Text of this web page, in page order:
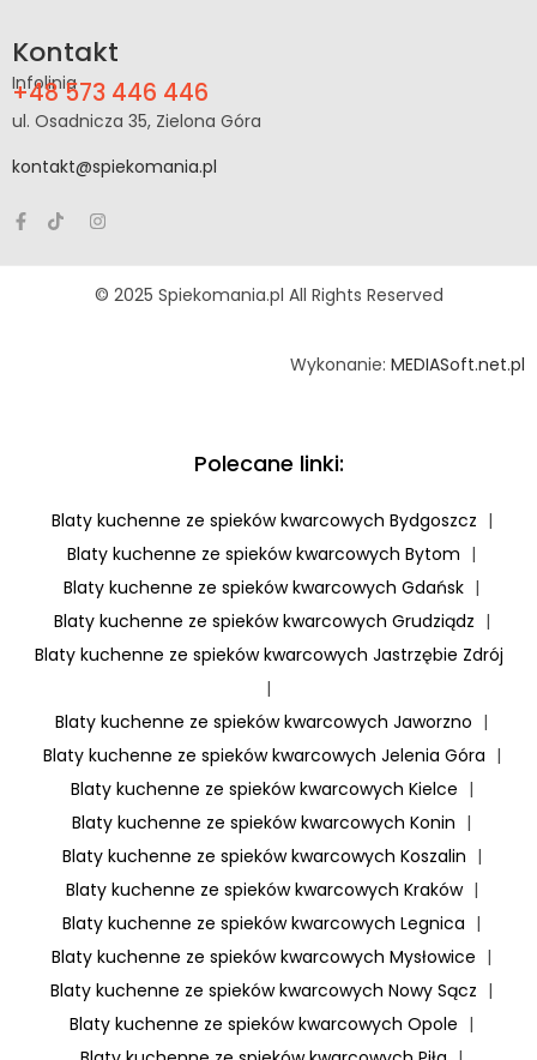
Kontakt
Infolinia
+48 573 446 446
ul. Osadnicza 35, Zielona Góra
kontakt@spiekomania.pl
© 2025 Spiekomania.pl All Rights Reserved
Wykonanie: MEDIASoft.net.pl
Polecane linki:
Blaty kuchenne ze spieków kwarcowych Bydgoszcz |
Blaty kuchenne ze spieków kwarcowych Bytom |
Blaty kuchenne ze spieków kwarcowych Gdańsk |
Blaty kuchenne ze spieków kwarcowych Grudziądz |
Blaty kuchenne ze spieków kwarcowych Jastrzębie Zdrój
|
Blaty kuchenne ze spieków kwarcowych Jaworzno |
Blaty kuchenne ze spieków kwarcowych Jelenia Góra |
Blaty kuchenne ze spieków kwarcowych Kielce |
Blaty kuchenne ze spieków kwarcowych Konin |
Blaty kuchenne ze spieków kwarcowych Koszalin |
Blaty kuchenne ze spieków kwarcowych Kraków |
Blaty kuchenne ze spieków kwarcowych Legnica |
Blaty kuchenne ze spieków kwarcowych Mysłowice |
Blaty kuchenne ze spieków kwarcowych Nowy Sącz |
Blaty kuchenne ze spieków kwarcowych Opole |